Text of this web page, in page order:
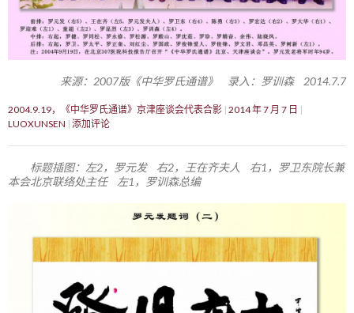
来源：2007版《中华罗氏通谱》 录入：罗训森 2014.7.7
2004.9.19，《中华罗氏通谱》京津座谈会代表合影 2014 年 7 月 7 日
LUOXUNSEN 添加评论
标题插图：左2，罗元发 右2，王在齐夫人 右1，罗卫东院长兼
本会北京联络处主任 左1，罗训森总编